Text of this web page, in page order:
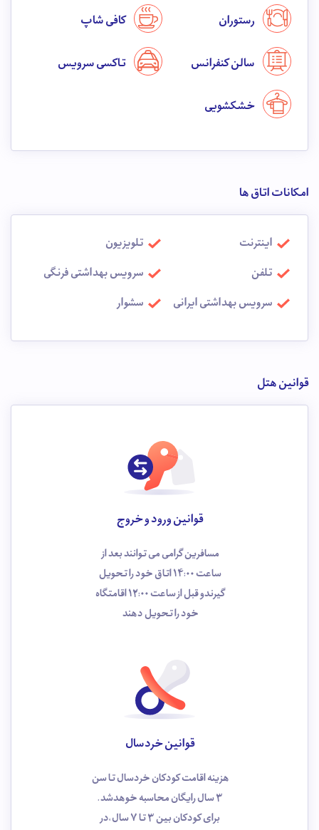
رستوران کافی شاپ
سالن کنفرانس تاکسی سرویس
خشکشویی
امکانات اتاق ها
اینترنت
تلویزیون
تلفن
سرویس بهداشتی فرنگی
سرویس بهداشتی ایرانی
سشوار
قوانین هتل
قوانین ورود و خروج
مسافرین گرامی می توانند بعد از
ساعت 14:00 اتاق خود را تحویل
گیرندو قبل از ساعت 12:00 اقامتگاه
خود را تحویل دهند
قوانین خردسال
هزینه اقامت کودکان خردسال تا سن
3 سال رایگان محاسبه خوهد‌شد.
برای کودکان بین 3 تا 7 سال،در